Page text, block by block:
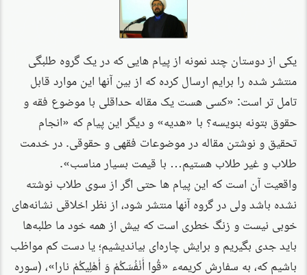
یکی از دوستان چند نمونه از پیام هایی که در یک گروه طلبگی
منتشر شده را برایم ارسال کرده که از بین آنها این موارد قابل
تامل تر است: «کسی هست یک مقاله حداقلی با موضوع فقه و
حقوق بتونه بنویسه؟ با «هدیه» و دیگر این پیام که «انجام
تحقیق و نوشتن مقاله در موضوعات فقهی و حقوقی. در خدمت
طلاب و غیر طلاب هستیم… با قیمت بسیار مناسب».
واقعیت آن است که این پیام ها حتی اگر از سوی طلاب نوشته
نشده باشد ولی در گروه آنها منتشر شود، از نظر اخلاقی نشانه‌های
خوبی نیست و زنگ خطری است که بیش از همه خود ما طلبه‌ها
باید جدی بگیریم و برایش چاره‌ای بیاندیشیم؛ یا دست کم مواظب
باشیم که، به سفارش کریمهء «قُوا أَنْفُسَكُمْ وَ أَهْلِيكُمْ نارا»، (سوره